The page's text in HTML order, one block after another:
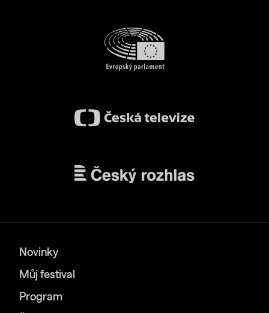
Novinky
Můj festival
Program